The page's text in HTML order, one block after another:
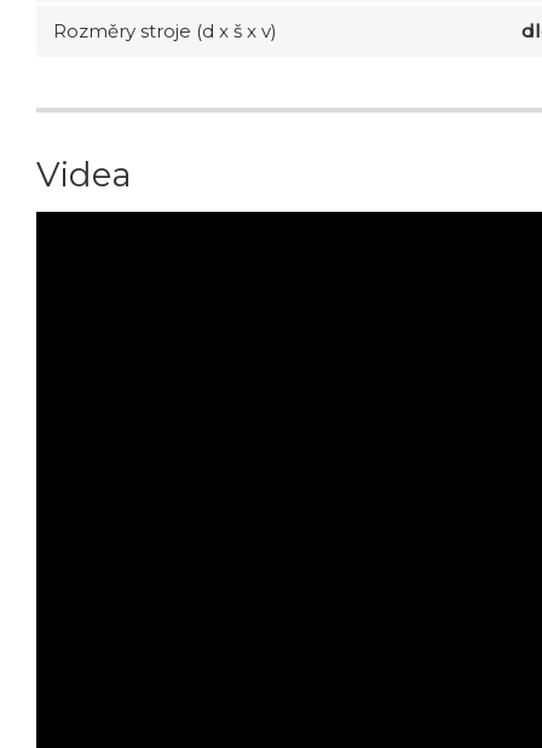
Rozměry stroje (d x š x v)
Videa